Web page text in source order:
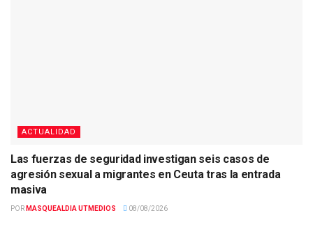
ACTUALIDAD
Las fuerzas de seguridad investigan seis casos de
agresión sexual a migrantes en Ceuta tras la entrada
masiva
POR MASQUEALDIA UTMEDIOS 08/08/2026